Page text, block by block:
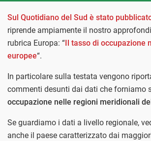
Sul Quotidiano del Sud è stato
riprende ampiamente il nostro
rubrica Europa: “Il tasso di occupazione
europee“.
In particolare sulla testata vengono
commenti desunti dai dati che forniamo
occupazione nelle regioni meridionali
Se guardiamo i dati a livello regionale,
anche il paese caratterizzato dai